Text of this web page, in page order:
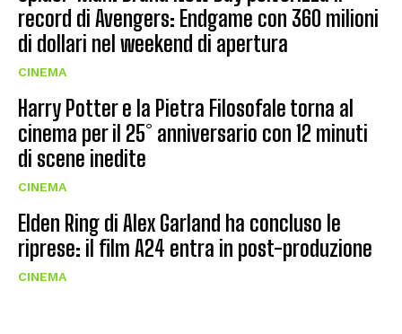
record di Avengers: Endgame con 360 milioni
di dollari nel weekend di apertura
CINEMA
Harry Potter e la Pietra Filosofale torna al
cinema per il 25° anniversario con 12 minuti
di scene inedite
CINEMA
Elden Ring di Alex Garland ha concluso le
riprese: il film A24 entra in post-produzione
CINEMA